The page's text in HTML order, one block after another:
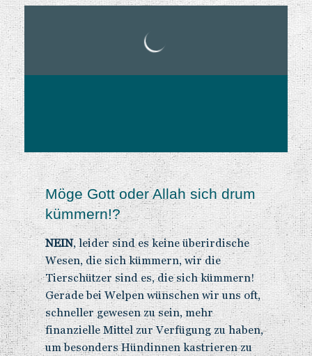
Möge Gott oder Allah sich drum
kümmern!?
NEIN, leider sind es keine überirdische
Wesen, die sich kümmern, wir die
Tierschützer sind es, die sich kümmern!
Gerade bei Welpen wünschen wir uns oft,
schneller gewesen zu sein, mehr
finanzielle Mittel zur Verfügung zu haben,
um besonders Hündinnen kastrieren zu